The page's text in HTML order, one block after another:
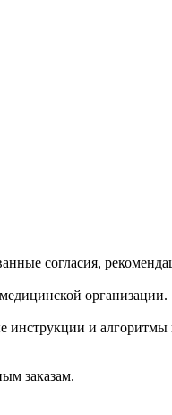
согласия,
организации.
инструкции и
заказам.